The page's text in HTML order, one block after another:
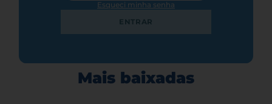
Esqueci minha senha
ENTRAR
Mais baixadas